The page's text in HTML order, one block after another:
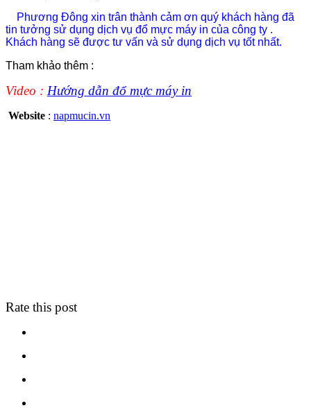
Phương Đông xin trân thành cảm ơn quý khách hàng đã
tin tưởng sử dụng dịch vụ đổ mực máy in của công ty .
Khách hàng sẽ được tư vấn và sử dụng dịch vụ tốt nhất.
Tham khảo thêm :
Video : Hướng dẫn đổ mực máy in
Website : napmucin.vn
Rate this post